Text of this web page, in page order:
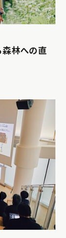
森林への直